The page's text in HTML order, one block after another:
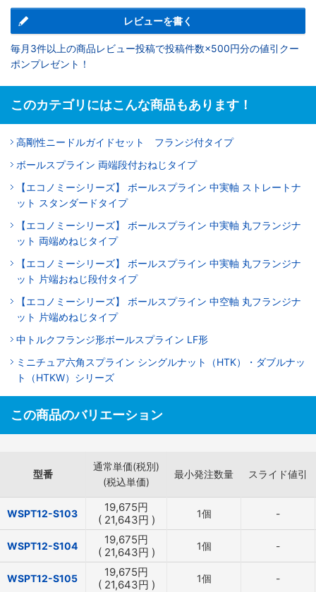
レビューを書く
毎月3件以上の商品レビュー投稿で投稿件数×500円分の値引クー
ポンプレゼント！
このカテゴリにはこんな商品もあります！
高剛性ニードルガイドセット フランジ付タイプ
ボールスプライン 両端段付おねじタイプ
【エコノミーシリーズ】 ボールスプライン 中実軸 ストレートナ
ット スタンダードタイプ
【エコノミーシリーズ】 ボールスプライン 中実軸 丸フランジナ
ット 両端めねじタイプ
【エコノミーシリーズ】 ボールスプライン 中実軸 丸フランジナ
ット 片端おねじ段付タイプ
【エコノミーシリーズ】 ボールスプライン 中空軸 丸フランジナ
ット 片端めねじタイプ
中トルクフランジ形ボールスプライン LF形
ミニチュア六角スプライン シングルナット（HTK）・ダブルナッ
ト（HTKW）シリーズ
この商品のバリエーション
型番
通常単価(税別)
(税込単価)
最小発注数量 スライド値引
WSPT12-S103 19,675円
( 21,643円 ) 1個 -
WSPT12-S104 19,675円
( 21,643円 ) 1個 -
WSPT12-S105 19,675円
( 21,643円 ) 1個 -